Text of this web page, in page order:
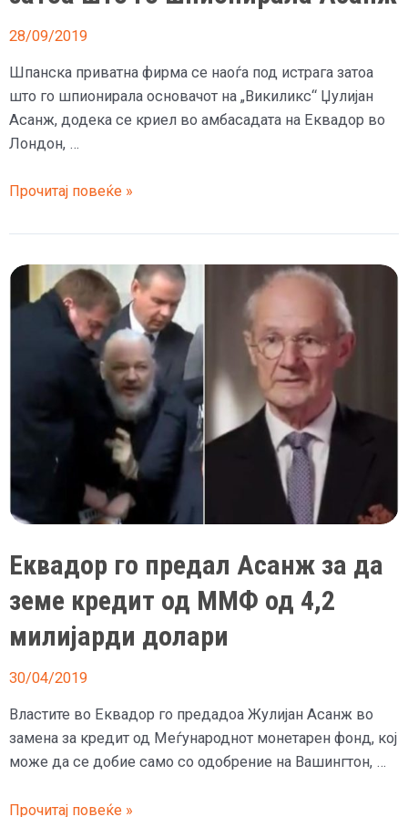
28/09/2019
Шпанска приватна фирма се наоѓа под истрага затоа
што го шпионирала основачот на „Викиликс“ Џулијан
Асанж, додека се криел во амбасадата на Еквадор во
Лондон, …
Шпанска
под
истрага
што
шпионирала
Прочитај повеќе »
Еквадор го предал Асанж за да
земе кредит од ММФ од 4,2
милијарди долари
30/04/2019
Властите во Еквадор го предадоа Жулијан Асанж во
замена за кредит од Меѓународнот монетарен фонд, кој
може да се добие само со одобрение на Вашингтон, …
Еквадор
Прочитај повеќе »